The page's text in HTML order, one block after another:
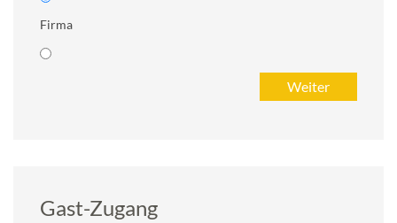
Firma
Gast-Zugang